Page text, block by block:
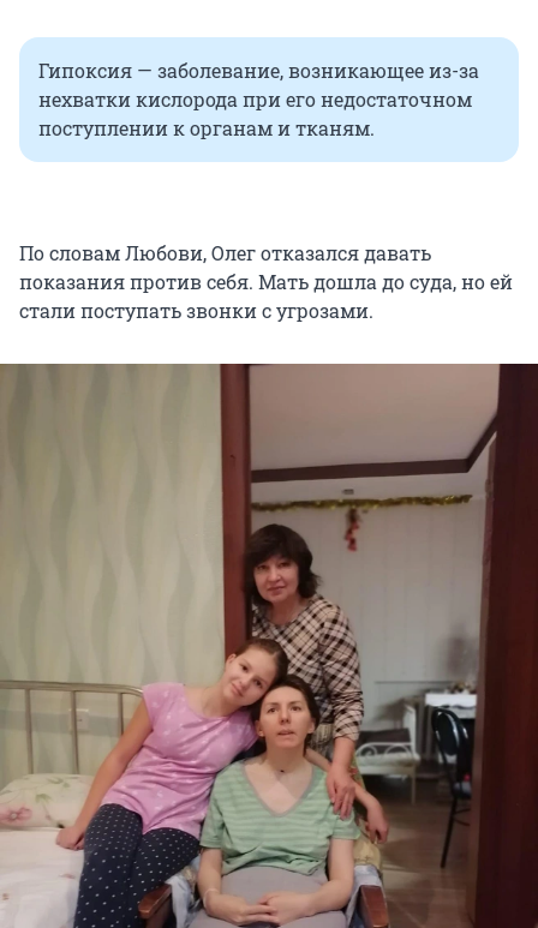
Гипоксия — заболевание, возникающее из-за
нехватки кислорода при его недостаточном
поступлении к органам и тканям.
По словам Любови, Олег отказался давать
показания против себя. Мать дошла до суда, но ей
стали поступать звонки с угрозами.